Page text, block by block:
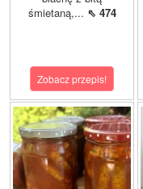
śmietaną,... ⇖ 474
Zobacz przepis!